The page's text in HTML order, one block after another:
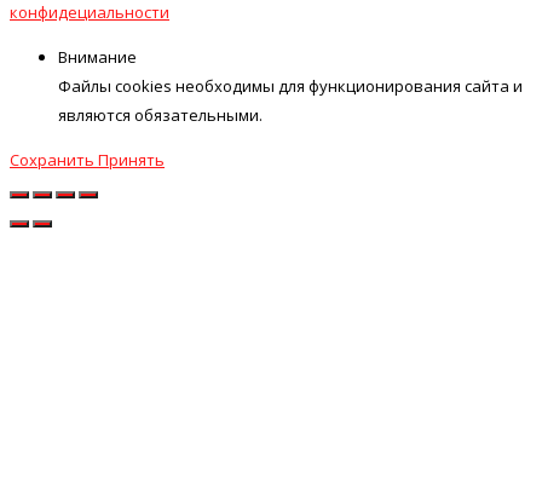
конфидециальности
Внимание
Файлы cookies необходимы для функционирования сайта и
являются обязательными.
Сохранить Принять